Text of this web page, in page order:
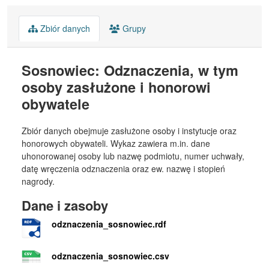
Zbiór danych Grupy
Sosnowiec: Odznaczenia, w tym
osoby zasłużone i honorowi
obywatele
Zbiór danych obejmuje zasłużone osoby i instytucje oraz
honorowych obywateli. Wykaz zawiera m.in. dane
uhonorowanej osoby lub nazwę podmiotu, numer uchwały,
datę wręczenia odznaczenia oraz ew. nazwę i stopień
nagrody.
Dane i zasoby
odznaczenia_sosnowiec.rdf
odznaczenia_sosnowiec.csv